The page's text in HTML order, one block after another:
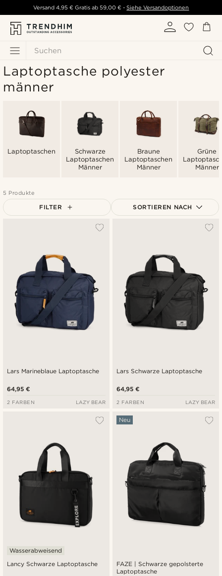
Suchen
Versand 4,95 € Gratis ab 59,00 € - Siehe Versandoptionen
Laptoptasche polyester
männer
Laptoptaschen
Schwarze
Laptoptaschen
Männer
Braune
Laptoptaschen
Männer
Grüne
Männer
5 Produkte
FILTER SORTIEREN NACH
Niedrigster Preis
Höchster Preis
Lars Marineblaue Laptoptasche
64,95 €
2 FARBEN LAZY BEAR
Lars Schwarze Laptoptasche
64,95 €
2 FARBEN LAZY BEAR
Lancy Schwarze Laptoptasche
Wasserabweisend
FAZE | Schwarze gepolsterte
Laptoptasche
Neu